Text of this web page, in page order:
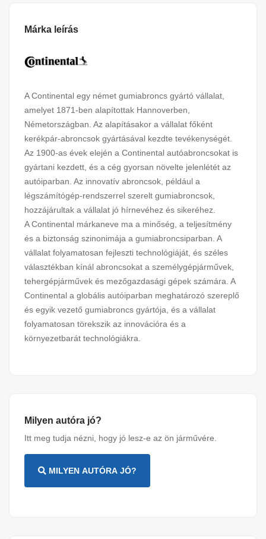
Márka leírás
A Continental egy német gumiabroncs gyártó vállalat,
amelyet 1871-ben alapítottak Hannoverben,
Németországban. Az alapításakor a vállalat főként
kerékpár-abroncsok gyártásával kezdte tevékenységét.
Az 1900-as évek elején a Continental autóabroncsokat is
gyártani kezdett, és a cég gyorsan növelte jelenlétét az
autóiparban. Az innovatív abroncsok, például a
légszámítógép-rendszerrel szerelt gumiabroncsok,
hozzájárultak a vállalat jó hírnevéhez és sikeréhez.
A Continental márkaneve ma a minőség, a teljesítmény
és a biztonság szinonimája a gumiabroncsiparban. A
vállalat folyamatosan fejleszti technológiáját, és széles
választékban kínál abroncsokat a személygépjárművek,
tehergépjárművek és mezőgazdasági gépek számára. A
Continental a globális autóiparban meghatározó szereplő
és egyik vezető gumiabroncs gyártója, és a vállalat
folyamatosan törekszik az innovációra és a
környezetbarát technológiákra.
Milyen autóra jó?
Itt meg tudja nézni, hogy jó lesz-e az ön járművére.
MILYEN AUTÓRA JÓ?